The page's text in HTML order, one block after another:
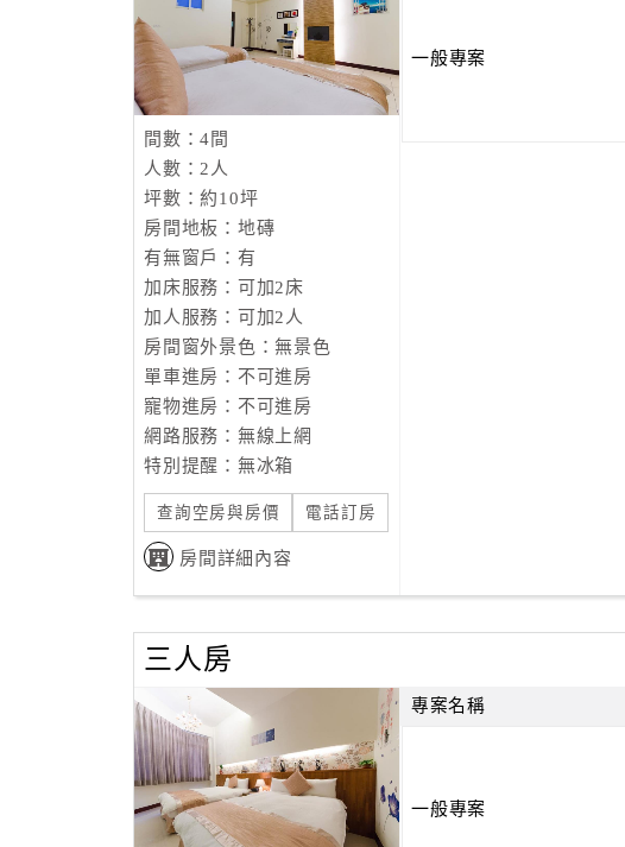
間數：4間
人數：2人
坪數：約10坪
房間地板：地磚
有無窗戶：有
加床服務：可加2床
加人服務：可加2人
房間窗外景色：無景色
單車進房：不可進房
寵物進房：不可進房
網路服務：無線上網
特別提醒：無冰箱
查詢空房與房價 電話訂房
房間詳細內容
一般專案
三人房
專案名稱
一般專案